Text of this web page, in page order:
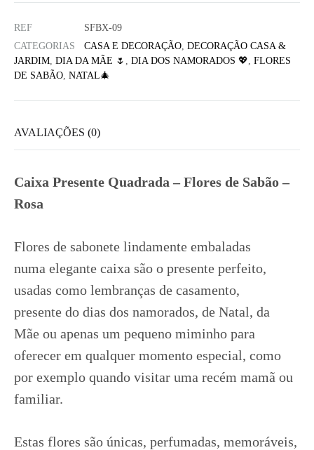
REF
SFBX-09
CATEGORIAS
CASA E DECORAÇÃO, DECORAÇÃO CASA &
JARDIM, DIA DA MÃE 🌷 , DIA DOS NAMORADOS 💖, FLORES
DE SABÃO, NATAL🎄
AVALIAÇÕES (0)
Caixa Presente Quadrada – Flores de Sabão –
Rosa
Flores de sabonete lindamente embaladas
numa elegante caixa são o presente perfeito,
usadas como lembranças de casamento,
presente do dias dos namorados, de Natal, da
Mãe ou apenas um pequeno miminho para
oferecer em qualquer momento especial, como
por exemplo quando visitar uma recém mamã ou
familiar.
Estas flores são únicas, perfumadas, memoráveis,